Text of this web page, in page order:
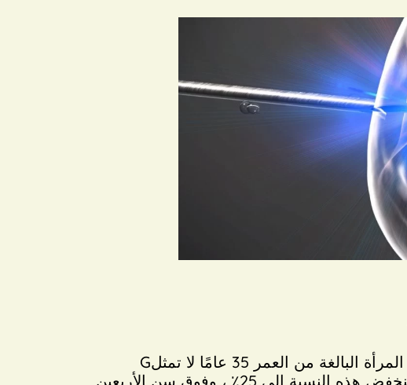
Gاليوم ، يؤجل الزواج والحمل إلى سن 30-40 لأسباب اجتماعية. ومع ذلك ، فإن خصوبة المرأة البالغة من العمر 35 عامًا لا تمثل
سوى 50 ٪ من إمكانات الخصوبة للمرأة البالغة من العمر 25 عامًا. عند بلوغ سن 38 ، تنخفض هذه النسبة إلى 25٪ ، وفوق سن الأربعين